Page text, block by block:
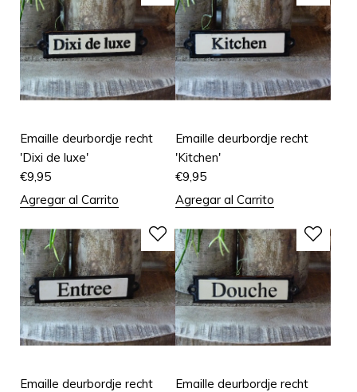
Emaille deurbordje recht
'Dixi de luxe'
€9,95
Agregar al Carrito
Emaille deurbordje recht
'Kitchen'
€9,95
Agregar al Carrito
Emaille deurbordje recht
Emaille deurbordje recht